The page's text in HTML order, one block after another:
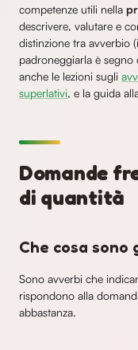
competenze utili nella
descrivere, valutare e
distinzione tra avverbio
padroneggiarla è
anche le lezioni sugli
superlativi, e la guida
Domande
di quantità
Che cosa
Sono avverbi che
rispondono alla
abbastanza.